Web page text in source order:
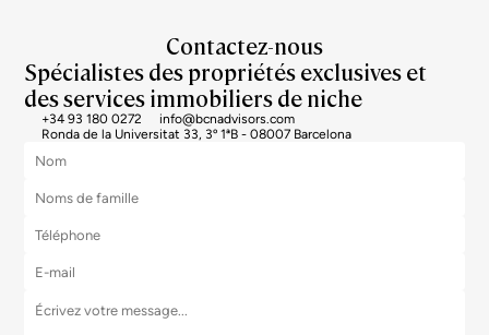
Contactez-nous
Spécialistes des propriétés exclusives et
des services immobiliers de niche
+34 93 180 0272
info@bcnadvisors.com
Ronda de la Universitat 33, 3º 1ªB - 08007 Barcelona